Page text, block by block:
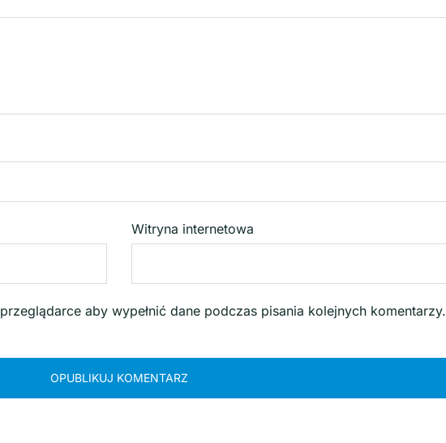
Witryna internetowa
aby wypełnić dane podczas pisania kolejnych komentarzy.